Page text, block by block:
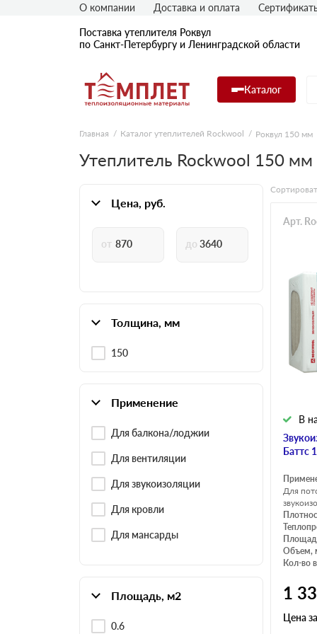
Поставка утеплителя Роквул
по Санкт-Петербургу и Ленинградской области
Каталог
О компании Доставка и оплата
Главная Каталог утеплителей Rockwool Роквул 150 мм
Утеплитель Rockwool 150 мм
Цена, руб.
Толщина, мм
150
Применение
Для балкона/лоджии
Для вентиляции
Для звукоизоляции
Для кровли
Для мансарды
Площадь, м2
0.6
Баттс
В
Арт.
Для
Объем,
Кол-во
1
Цена за